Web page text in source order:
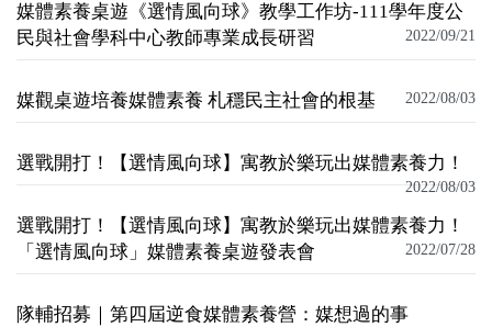
媒體素養桌遊《選情風向球》教學工作坊-111學年度公
民與社會學科中心教師專業成長研習
2022/09/21
媒觀桌遊培養媒體素養 札穩民主社會的根基 2022/08/03
選戰開打！【選情風向球】寓教於樂玩出媒體素養力！
2022/08/03
選戰開打！【選情風向球】寓教於樂玩出媒體素養力！
「選情風向球」媒體素養桌遊發表會
2022/07/28
隊輔招募｜第四屆逆食媒體素養營：媒想過的事